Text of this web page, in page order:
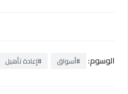
الوسوم: #أسواق #إعادة تأهيل